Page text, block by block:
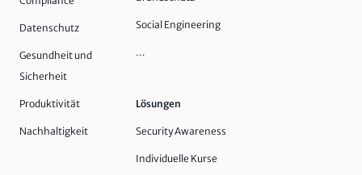
Datenschutz
Gesundheit und
Sicherheit
Produktivität
Nachhaltigkeit
Social Engineering
…
Lösungen
Security Awareness
Individuelle Kurse